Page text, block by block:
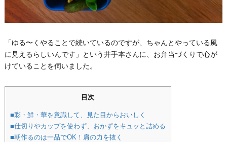
「ゆる〜くやることで続いているのですが、ちゃんとやっている風
に見えるらしいんです」という井手本さんに、お弁当づくりで心が
けていることを伺いました。
目次
■彩・鮮・華を意識して、見た目からおいしく
■仕切りやカップを使わず、おかずをキュッと詰める
■朝作るのは一品でOK！肩の力を抜く